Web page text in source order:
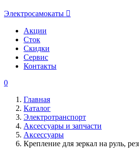
Электросамокаты
Акции
Сток
Скидки
Сервис
Контакты
0
Главная
Каталог
Электротранспорт
Аксессуары и запчасти
Аксессуары
Крепление для зеркал на руль,